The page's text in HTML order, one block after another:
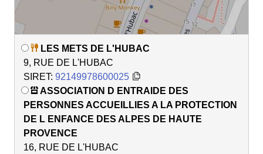
LES METS DE L'HUBAC
9, RUE DE L'HUBAC
SIRET: 92149978600025
ASSOCIATION D ENTRAIDE DES
PERSONNES ACCUEILLIES A LA PROTECTION
DE L ENFANCE DES ALPES DE HAUTE
PROVENCE
16, RUE DE L'HUBAC